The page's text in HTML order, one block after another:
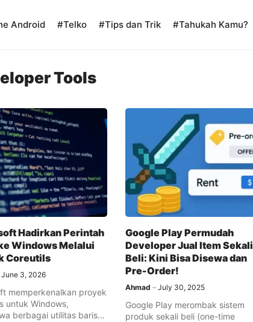
Android #Telko #Tips dan Trik #Tahukah Kamu?
Tools
Hadirkan Perintah
Windows Melalui
Coreutils
June 3, 2026
memperkenalkan proyek
untuk Windows,
berbagai utilitas baris
Google Play Permudah
Developer Jual Item Sekali
Beli: Kini Bisa Disewa dan
Pre-Order!
Ahmad July 30, 2025
Google Play merombak sistem
produk sekali beli (one-time